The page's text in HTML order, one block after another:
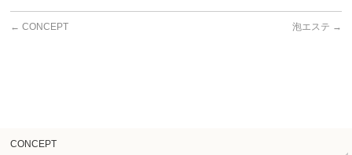
← CONCEPT 泡エステ →
CONCEPT